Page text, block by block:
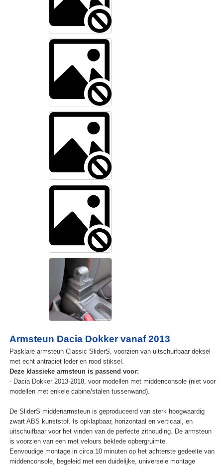
Armsteun Dacia Dokker vanaf 2013
Pasklare armsteun Classic SliderS, voorzien van uitschuifbaar deksel
met echt antraciet leder en rood stiksel.
Deze klassieke armsteun is passend voor:
- Dacia Dokker 2013-2018, voor modellen met middenconsole (niet voor
modellen met enkele cabine/stalen tussenwand).
De SliderS middenarmsteun is geproduceerd van sterk hoogwaardig
zwart ABS kunststof. Is opklapbaar, horizontaal en verticaal, en
uitschuifbaar voor het vinden van de perfecte zithouding. De armsteun
is voorzien van een met velours beklede opbergruimte.
Eenvoudige montage in circa 10 minuten op het achterste gedeelte van
middenconsole, begeleid met een duidelijke, universele montage